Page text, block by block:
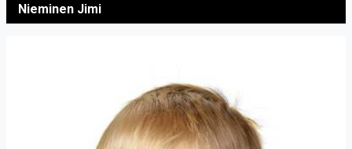
Nieminen Jimi